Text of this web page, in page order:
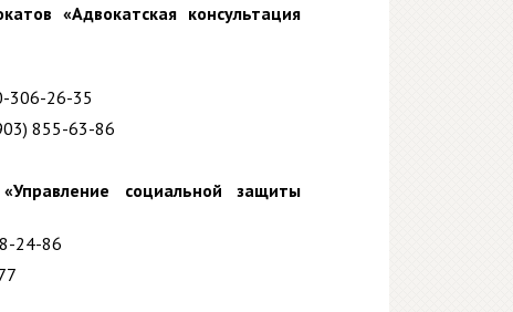
«Адвокатская консультация
306-26-35
855-63-86
социальной защиты
24-86